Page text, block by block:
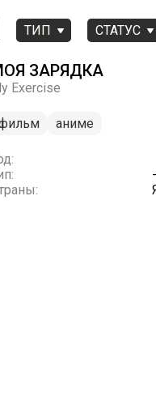
ТИП СТАТУС
ЗАРЯДКА
Exercise
аниме